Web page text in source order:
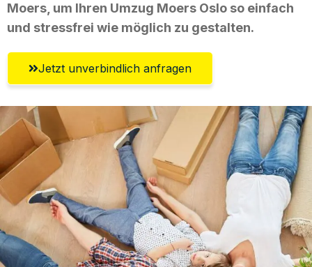
Moers, um Ihren Umzug Moers Oslo so einfach
und stressfrei wie möglich zu gestalten.
Jetzt unverbindlich anfragen